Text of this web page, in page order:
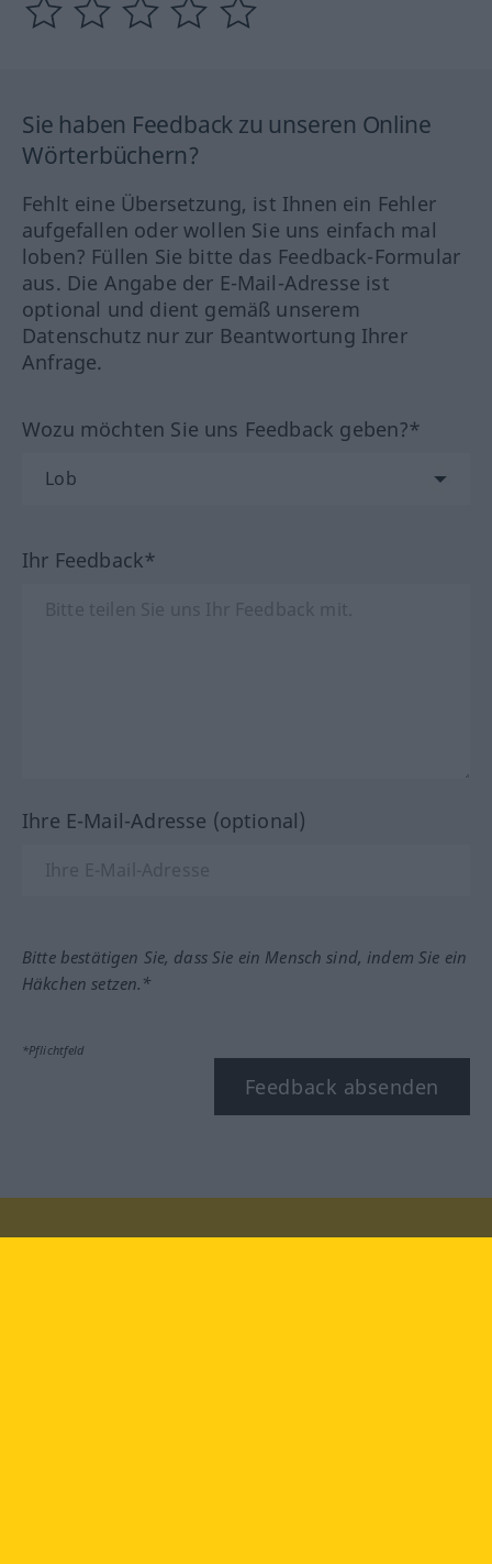
Sie haben Feedback zu unseren Online
Wörterbüchern?
Fehlt eine Übersetzung, ist Ihnen ein Fehler
aufgefallen oder wollen Sie uns einfach mal
loben? Füllen Sie bitte das Feedback-Formular
aus. Die Angabe der E-Mail-Adresse ist
optional und dient gemäß unserem
Datenschutz nur zur Beantwortung Ihrer
Anfrage.
Wozu möchten Sie uns Feedback geben?*
Ihr Feedback*
Ihre E-Mail-Adresse (optional)
Bitte bestätigen Sie, dass Sie ein Mensch sind, indem Sie ein
Häkchen setzen.*
*Pflichtfeld
Feedback absenden